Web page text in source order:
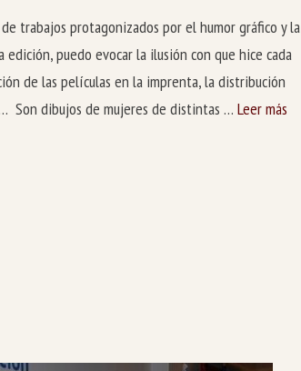
trabajos protagonizados por el humor gráfico y la
edición, puedo evocar la ilusión con que hice cada
de las películas en la imprenta, la distribución
Son dibujos de mujeres de distintas … Leer más